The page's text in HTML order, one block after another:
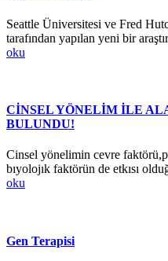
Seattle Üniversitesi ve Fred
tarafından yapılan yeni bir
oku
CİNSEL YÖNELİM İLE
BULUNDU!
Cinsel yönelimin cevre
bıyolojık faktörün de etkısı
oku
Gen Terapisi